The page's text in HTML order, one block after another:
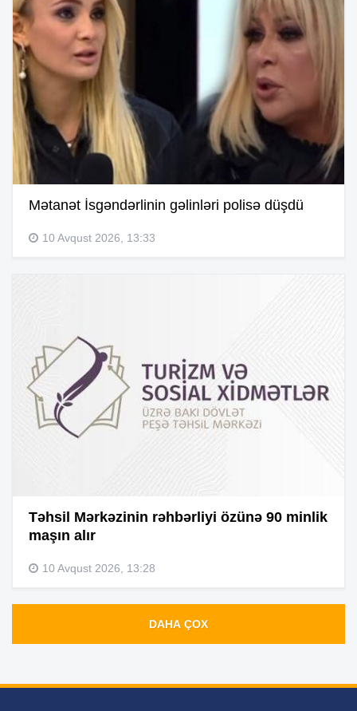
Mətanət İsgəndərlinin gəlinləri polisə düşdü
10 Avqust 2026, 13:33
Təhsil Mərkəzinin rəhbərliyi özünə 90 minlik
maşın alır
10 Avqust 2026, 13:28
DAHA ÇOX